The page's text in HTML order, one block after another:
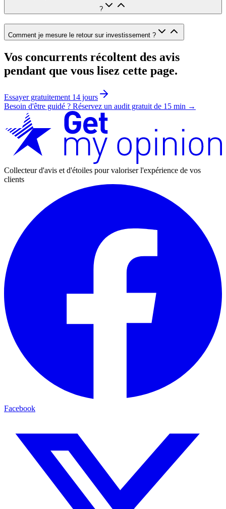
?
Comment je mesure le retour sur investissement ?
Vos concurrents récoltent des avis
pendant que vous lisez cette page.
Essayer gratuitement 14 jours
Besoin d'être guidé ? Réservez un audit gratuit de 15 min →
Collecteur d'avis et d'étoiles pour valoriser l'expérience de vos
clients
Facebook